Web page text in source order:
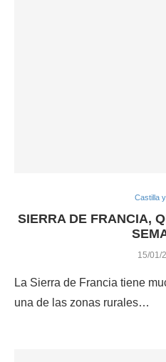
Castilla
SIERRA DE FRANCIA,
15/01/
La Sierra de Francia tiene
una de las zonas rurales…